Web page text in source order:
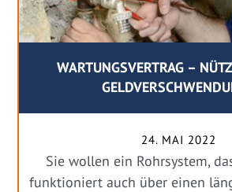
WARTUNGSVERTRAG –
24. MAI 2022
Sie wollen ein Rohrsystem,
funktioniert auch über einen